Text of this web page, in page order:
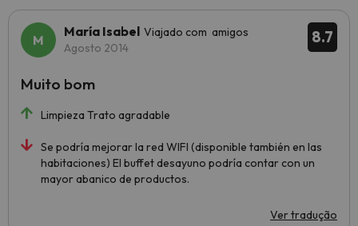
8.7
María Isabel Viajado com amigos
Agosto 2014
Limpieza Trato agradable
Se podría mejorar la red WIFI (disponible también en las
habitaciones) El buffet desayuno podría contar con un
mayor abanico de productos.
Ver tradução
Muito bom